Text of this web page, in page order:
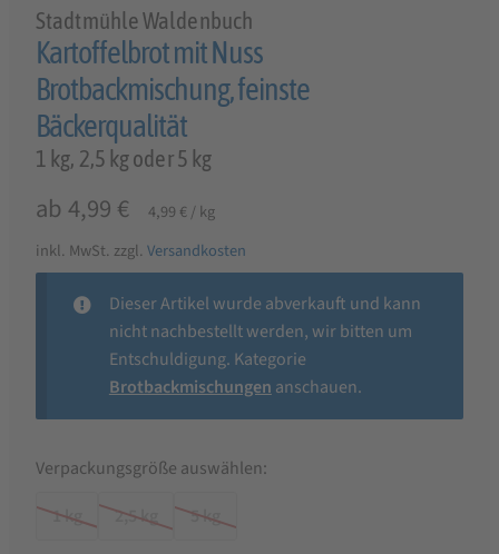
Stadtmühle Waldenbuch
Kartoffelbrot mit Nuss
Brotbackmischung, feinste
Bäckerqualität
1 kg, 2,5 kg oder 5 kg
ab 4,99 € 4,99 €/kg
inkl. MwSt. zzgl. Versandkosten
Dieser Artikel wurde abverkauft und kann
nicht nachbestellt werden, wir bitten um
Entschuldigung. Kategorie
Brotbackmischungen anschauen.
Verpackungsgröße auswählen:
1 kg
2,5 kg 5 kg